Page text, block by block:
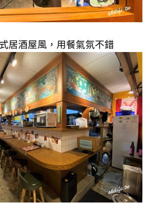
居酒屋風，用餐氣氛不錯